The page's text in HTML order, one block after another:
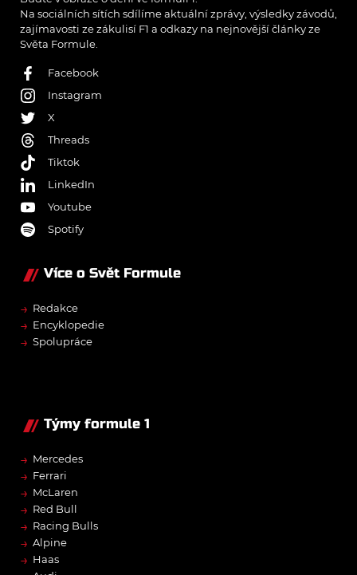
Na sociálních sítích sdílíme aktuální zprávy, výsledky závodů,
zajímavosti ze zákulisí F1 a odkazy na nejnovější články ze
Světa Formule.
Facebook
Instagram
X
Threads
Tiktok
LinkedIn
Youtube
Spotify
Více o Svět Formule
→ Redakce
→ Encyklopedie
→ Spolupráce
Týmy formule 1
→ Mercedes
→ Ferrari
→ McLaren
→ Red Bull
→ Racing Bulls
→ Alpine
→ Haas